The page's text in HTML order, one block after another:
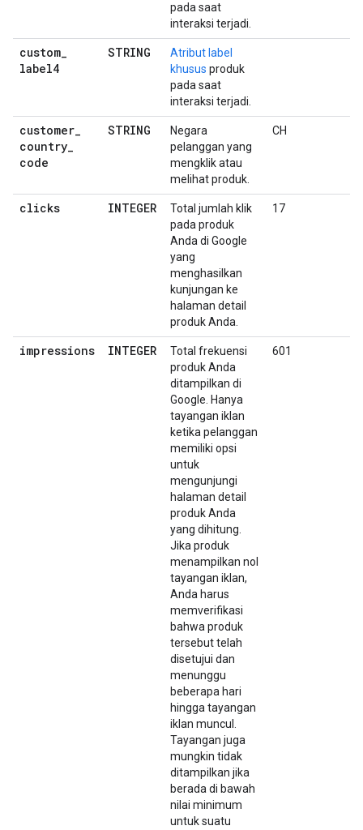
pada saat
interaksi terjadi.
custom_
label4
STRING
Atribut label
khusus produk
pada saat
interaksi terjadi.
customer_
country_
code
STRING
Negara
pelanggan yang
mengklik atau
melihat produk.
CH
clicks INTEGER
Total jumlah klik
pada produk
Anda di Google
yang
menghasilkan
kunjungan ke
halaman detail
produk Anda.
17
impressions INTEGER
Total frekuensi
produk Anda
ditampilkan di
Google. Hanya
tayangan iklan
ketika pelanggan
memiliki opsi
untuk
mengunjungi
halaman detail
produk Anda
yang dihitung.
Jika produk
menampilkan nol
tayangan iklan,
Anda harus
memverifikasi
bahwa produk
tersebut telah
disetujui dan
menunggu
beberapa hari
hingga tayangan
iklan muncul.
Tayangan juga
mungkin tidak
ditampilkan jika
berada di bawah
nilai minimum
untuk suatu
601